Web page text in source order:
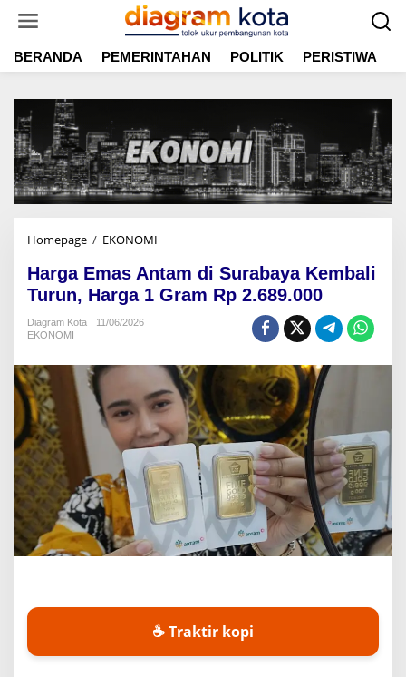
t
BERANDA PEMERINTAHAN POLITIK PERISTIWA
Homepage / EKONOMI
r
g
A
n
t
a
m
d
i
r
a
K
Harga Emas Antam di Surabaya Kembali
Turun, Harga 1 Gram Rp 2.689.000
Diagram Kota
11/06/2026
EKONOMI
☕ Traktir kopi